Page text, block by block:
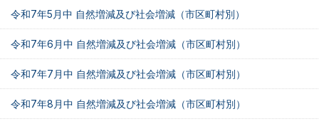
令和7年5月中 自然増減及び社会増減（市区町村別）
令和7年6月中 自然増減及び社会増減（市区町村別）
令和7年7月中 自然増減及び社会増減（市区町村別）
令和7年8月中 自然増減及び社会増減（市区町村別）